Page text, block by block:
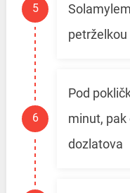
petrželkou
Pod
minut,
dozlatova